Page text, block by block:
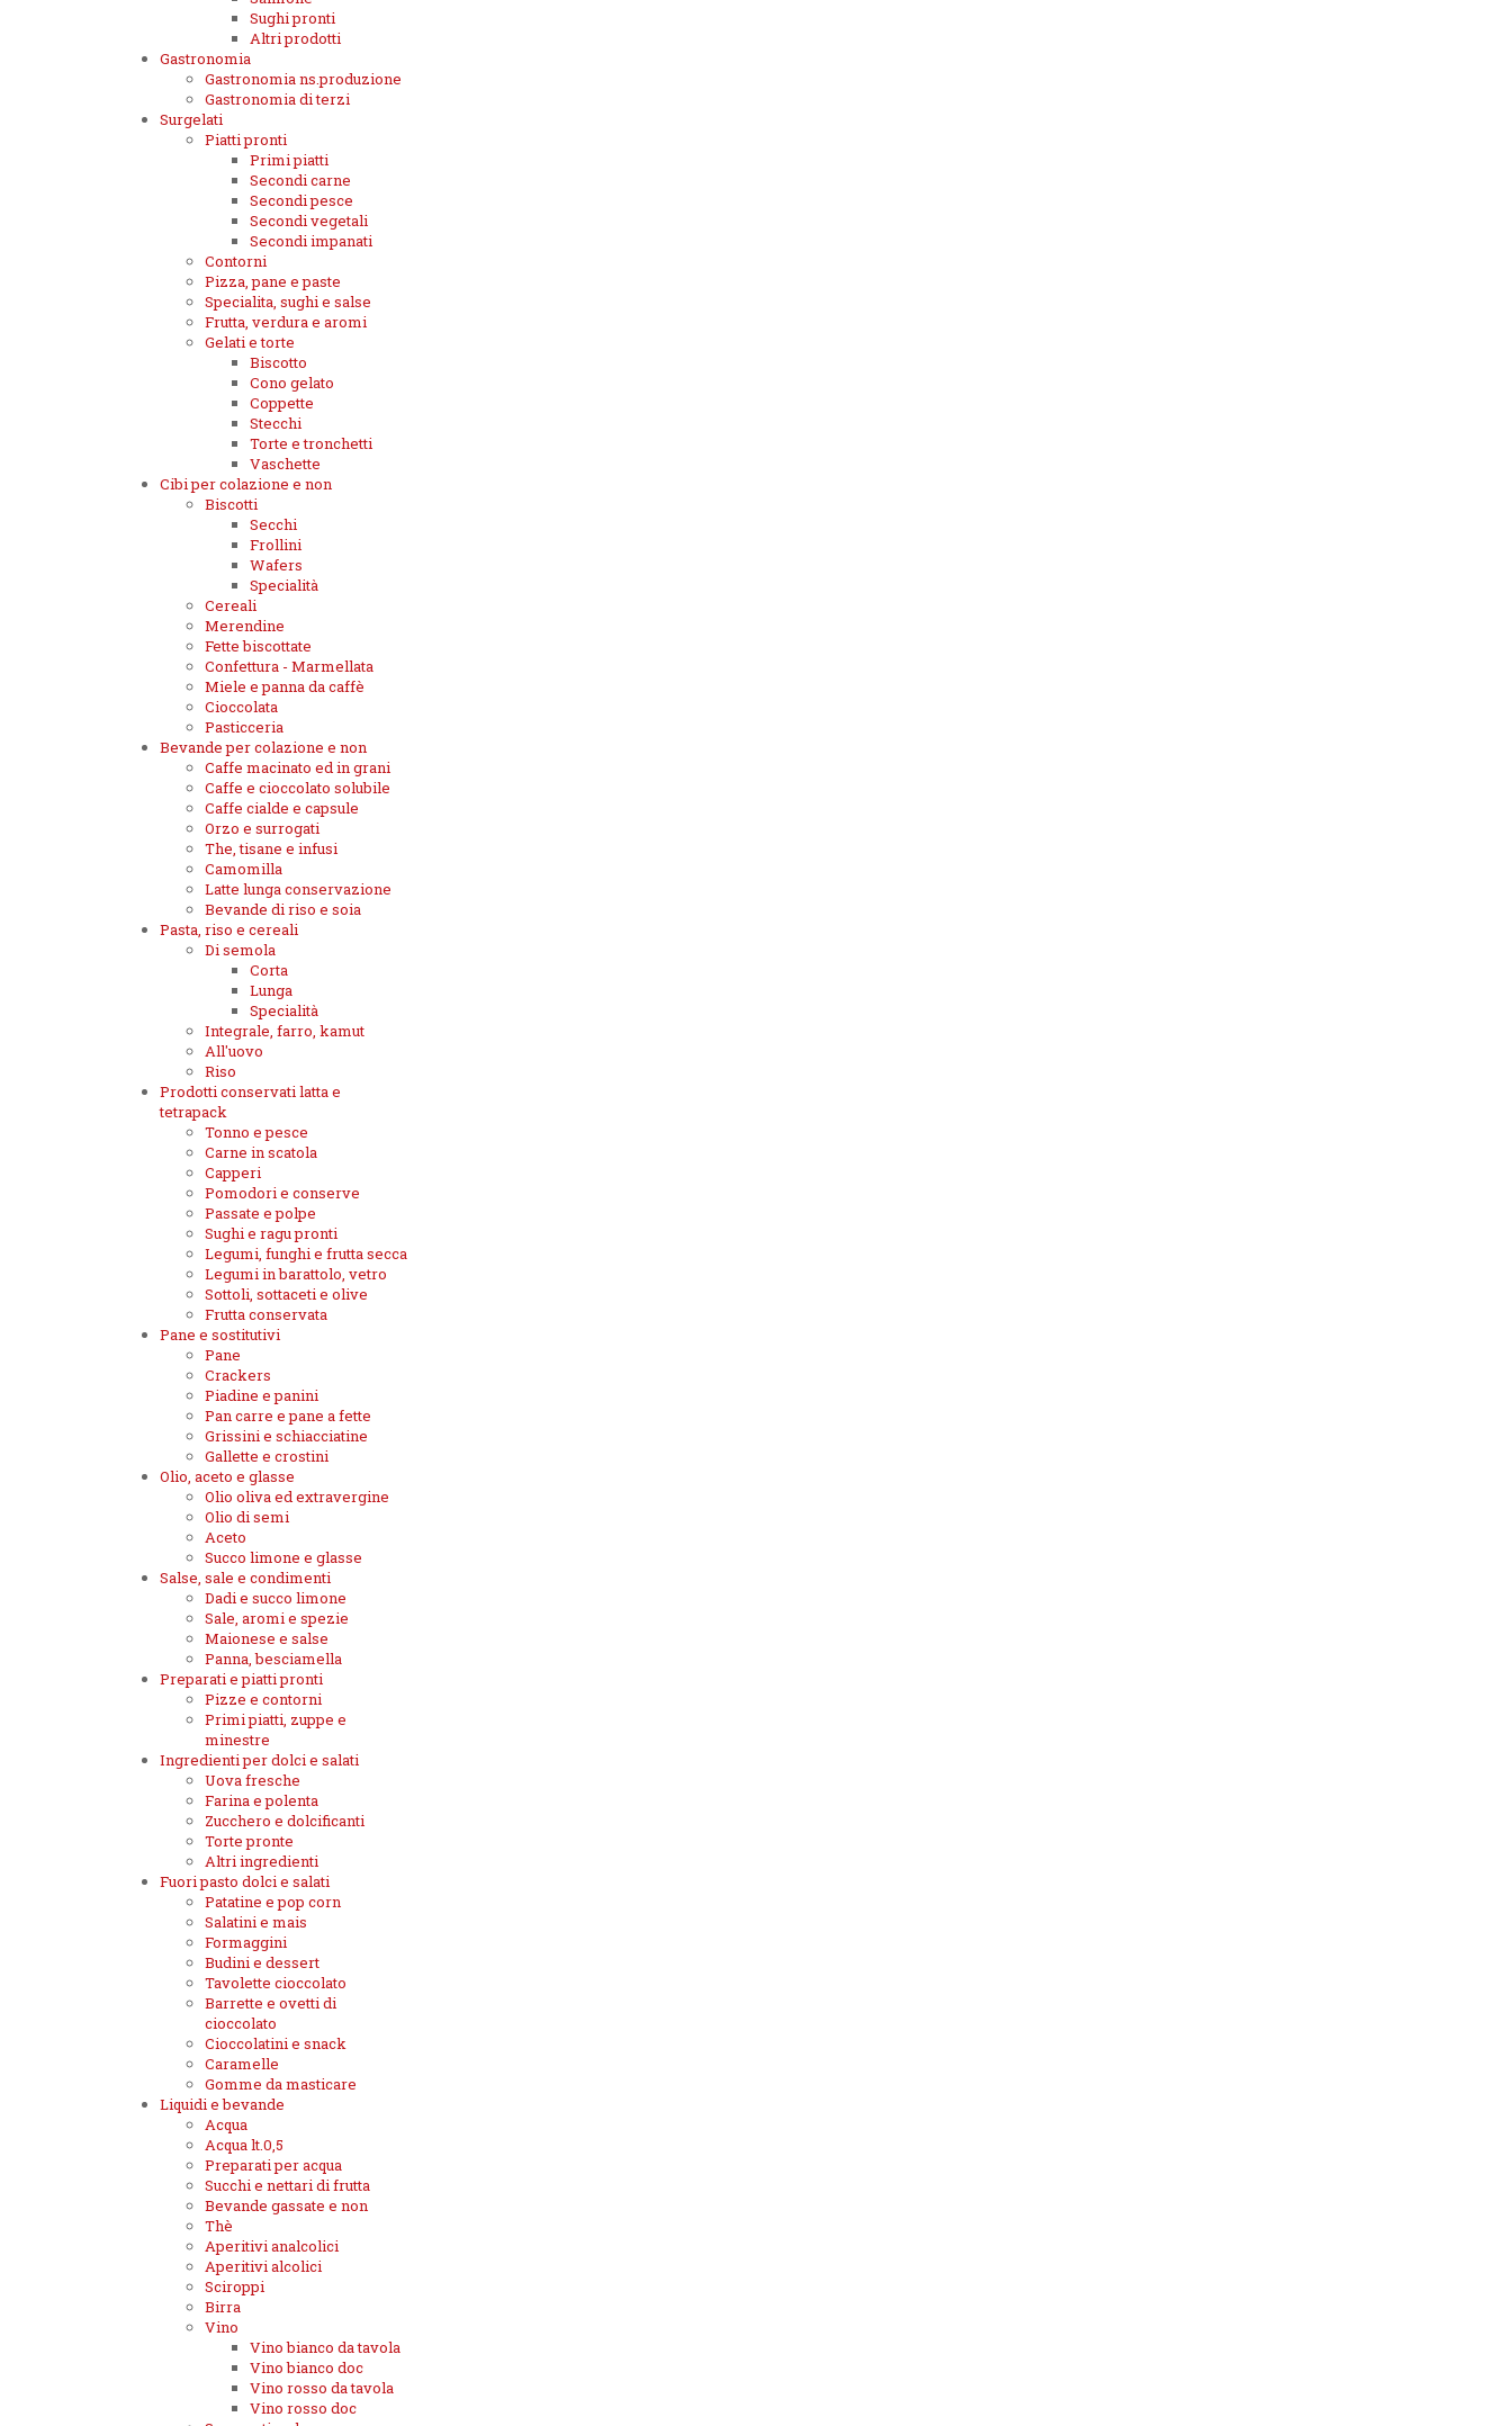
Sughi pronti
Altri prodotti
Gastronomia
Gastronomia ns.produzione
Gastronomia di terzi
Surgelati
Piatti pronti
Primi piatti
Secondi carne
Secondi pesce
Secondi vegetali
Secondi impanati
Contorni
Pizza, pane e paste
Specialita, sughi e salse
Frutta, verdura e aromi
Gelati e torte
Biscotto
Cono gelato
Coppette
Stecchi
Torte e tronchetti
Vaschette
Cibi per colazione e non
Biscotti
Secchi
Frollini
Wafers
Specialità
Cereali
Merendine
Fette biscottate
Confettura - Marmellata
Miele e panna da caffè
Cioccolata
Pasticceria
Bevande per colazione e non
Caffe macinato ed in grani
Caffe e cioccolato solubile
Caffe cialde e capsule
Orzo e surrogati
The, tisane e infusi
Camomilla
Latte lunga conservazione
Bevande di riso e soia
Pasta, riso e cereali
Di semola
Corta
Lunga
Specialità
Integrale, farro, kamut
All'uovo
Riso
Prodotti conservati latta e
tetrapack
Tonno e pesce
Carne in scatola
Capperi
Pomodori e conserve
Passate e polpe
Sughi e ragu pronti
Legumi, funghi e frutta secca
Legumi in barattolo, vetro
Sottoli, sottaceti e olive
Frutta conservata
Pane e sostitutivi
Pane
Crackers
Piadine e panini
Pan carre e pane a fette
Grissini e schiacciatine
Gallette e crostini
Olio, aceto e glasse
Olio oliva ed extravergine
Olio di semi
Aceto
Succo limone e glasse
Salse, sale e condimenti
Dadi e succo limone
Sale, aromi e spezie
Maionese e salse
Panna, besciamella
Preparati e piatti pronti
Pizze e contorni
Primi piatti, zuppe e
minestre
Ingredienti per dolci e salati
Uova fresche
Farina e polenta
Zucchero e dolcificanti
Torte pronte
Altri ingredienti
Fuori pasto dolci e salati
Patatine e pop corn
Salatini e mais
Formaggini
Budini e dessert
Tavolette cioccolato
Barrette e ovetti di
cioccolato
Cioccolatini e snack
Caramelle
Gomme da masticare
Liquidi e bevande
Acqua
Acqua lt.0,5
Preparati per acqua
Succhi e nettari di frutta
Bevande gassate e non
Thè
Aperitivi analcolici
Aperitivi alcolici
Sciroppi
Birra
Vino
Vino bianco da tavola
Vino bianco doc
Vino rosso da tavola
Vino rosso doc